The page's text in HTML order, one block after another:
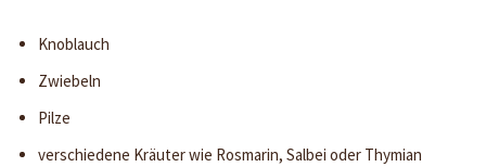
Knoblauch
Zwiebeln
Pilze
verschiedene Kräuter wie Rosmarin, Salbei oder Thymian